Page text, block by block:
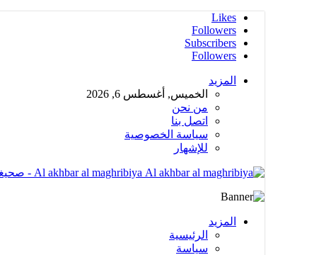
Likes
Followers
Subscribers
Followers
المزيد
الخميس, أغسطس 6, 2026
من نحن
اتصل بنا
سياسة الخصوصية
للإشهار
Al akhbar al maghribiya - صحيغة الكترونية مهتمة بشؤون المملكة المغربية تضم عدة أقسام متنوعة
المزيد
الرئيسية
سياسة